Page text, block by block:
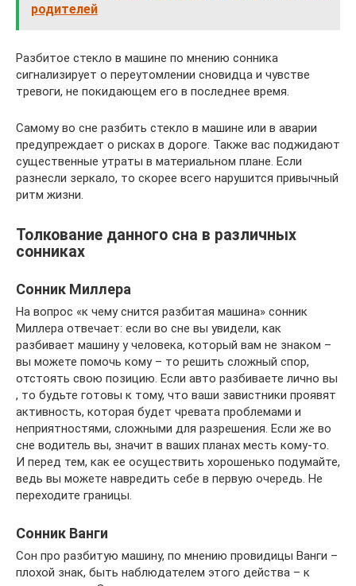
родителей
Разбитое стекло в машине по мнению сонника
сигнализирует о переутомлении сновидца и чувстве
тревоги, не покидающем его в последнее время.
Самому во сне разбить стекло в машине или в аварии
предупреждает о рисках в дороге. Также вас поджидают
существенные утраты в материальном плане. Если
разнесли зеркало, то скорее всего нарушится привычный
ритм жизни.
Толкование данного сна в различных
сонниках
Сонник Миллера
На вопрос «к чему снится разбитая машина» сонник
Миллера отвечает: если во сне вы увидели, как
разбивает машину у человека, который вам не знаком –
вы можете помочь кому – то решить сложный спор,
отстоять свою позицию. Если авто разбиваете лично вы
, то будьте готовы к тому, что ваши завистники проявят
активность, которая будет чревата проблемами и
неприятностями, сложными для разрешения. Если же во
сне водитель вы, значит в ваших планах месть кому-то.
И перед тем, как ее осуществить хорошенько подумайте,
ведь вы можете навредить себе в первую очередь. Не
переходите границы.
Сонник Ванги
Сон про разбитую машину, по мнению провидицы Ванги –
плохой знак, быть наблюдателем этого действа – к